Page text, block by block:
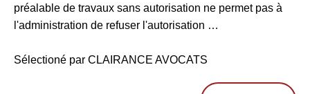
préalable de travaux sans autorisation ne permet pas à
l'administration de refuser l'autorisation …
Sélectioné par CLAIRANCE AVOCATS